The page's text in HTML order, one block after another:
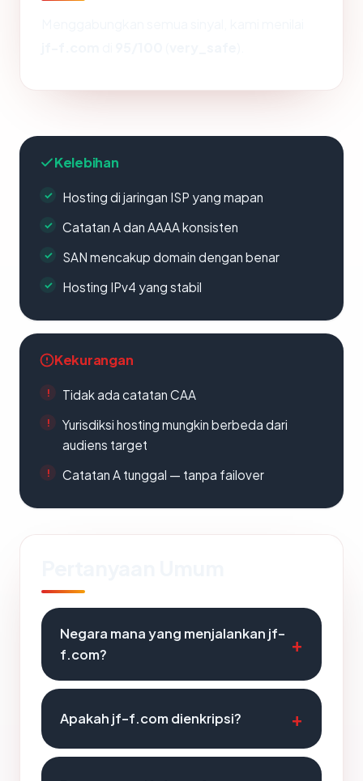
Kelebihan
Hosting di jaringan ISP yang mapan
Catatan A dan AAAA konsisten
SAN mencakup domain dengan benar
Hosting IPv4 yang stabil
Kekurangan
Tidak ada catatan CAA
Yurisdiksi hosting mungkin berbeda dari
audiens target
Catatan A tunggal — tanpa failover
Negara mana yang menjalankan jf-
f.com?
Apakah jf-f.com dienkripsi?